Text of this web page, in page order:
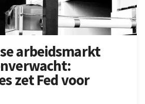
arbeidsmarkt
zet Fed voor